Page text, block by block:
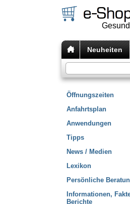
Neuheiten
Öffnungszeiten
Anfahrtsplan
Anwendungen
Tipps
News / Medien
Lexikon
Persönliche
Informationen,
Berichte